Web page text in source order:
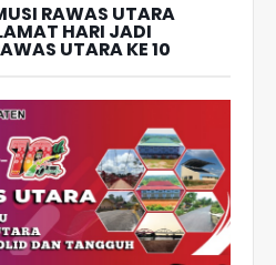
RAWAS UTARA
HARI JADI
UTARA KE 10